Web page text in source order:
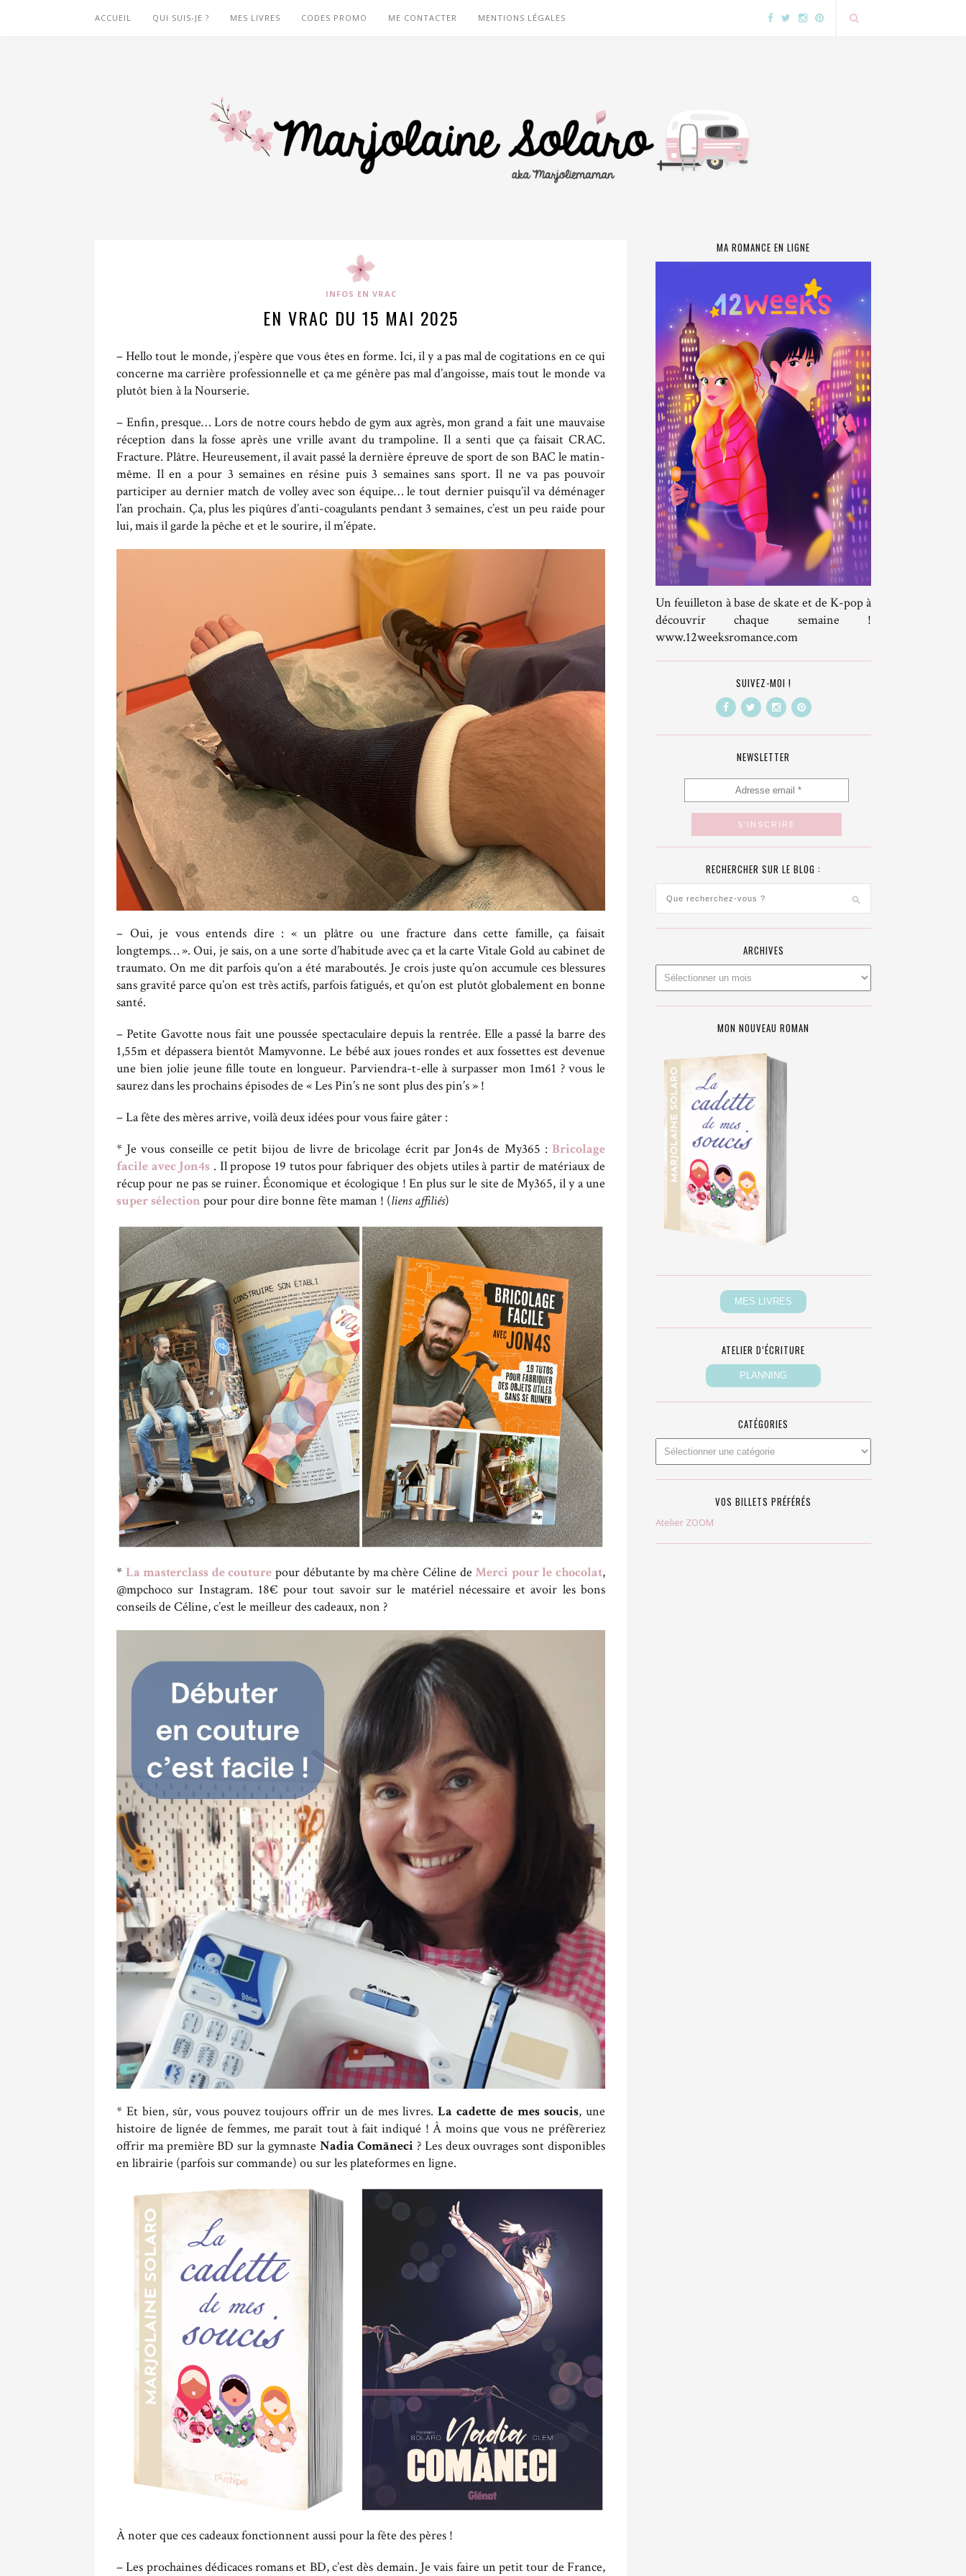
ACCUEIL QUI SUIS-JE ? MES LIVRES CODES PROMO ME CONTACTER MENTIONS LÉGALES
INFOS EN VRAC
EN VRAC DU 15 MAI 2025
– Hello tout le monde, j’espère que vous êtes en forme. Ici, il y a pas mal de cogitations en ce qui
concerne ma carrière professionnelle et ça me génère pas mal d’angoisse, mais tout le monde va
plutôt bien à la Nourserie.
– Enfin, presque… Lors de notre cours hebdo de gym aux agrès, mon grand a fait une mauvaise
réception dans la fosse après une vrille avant du trampoline. Il a senti que ça faisait CRAC.
Fracture. Plâtre. Heureusement, il avait passé la dernière épreuve de sport de son BAC le matin-
même. Il en a pour 3 semaines en résine puis 3 semaines sans sport. Il ne va pas pouvoir
participer au dernier match de volley avec son équipe… le tout dernier puisqu’il va déménager
l’an prochain. Ça, plus les piqûres d’anti-coagulants pendant 3 semaines, c’est un peu raide pour
lui, mais il garde la pêche et et le sourire, il m’épate.
– Oui, je vous entends dire : « un plâtre ou une fracture dans cette famille, ça faisait
longtemps… ». Oui, je sais, on a une sorte d’habitude avec ça et la carte Vitale Gold au cabinet de
traumato. On me dit parfois qu’on a été maraboutés. Je crois juste qu’on accumule ces blessures
sans gravité parce qu’on est très actifs, parfois fatigués, et qu’on est plutôt globalement en bonne
santé.
– Petite Gavotte nous fait une poussée spectaculaire depuis la rentrée. Elle a passé la barre des
1,55m et dépassera bientôt Mamyvonne. Le bébé aux joues rondes et aux fossettes est devenue
une bien jolie jeune fille toute en longueur. Parviendra-t-elle à surpasser mon 1m61 ? vous le
saurez dans les prochains épisodes de « Les Pin’s ne sont plus des pin’s » !
– La fête des mères arrive, voilà deux idées pour vous faire gâter :
* Je vous conseille ce petit bijou de livre de bricolage écrit par Jon4s de My365 : Bricolage
facile avec Jon4s . Il propose 19 tutos pour fabriquer des objets utiles à partir de matériaux de
récup pour ne pas se ruiner. Économique et écologique ! En plus sur le site de My365, il y a une
super sélection pour pour dire bonne fête maman ! (liens affiliés)
* La masterclass de couture pour débutante by ma chère Céline deMerci pour le chocolat,
@mpchoco sur Instagram. 18€ pour tout savoir sur le matériel nécessaire et avoir les bons
conseils de Céline, c’est le meilleur des cadeaux, non ?
* Et bien, sûr, vous pouvez toujours offrir un de mes livres.La cadette de mes soucis, une
histoire de lignée de femmes, me paraît tout à fait indiqué ! À moins que vous ne préfèreriez
offrir ma première BD sur la gymnaste Nadia Comāneci ? Les deux ouvrages sont disponibles
en librairie (parfois sur commande) ou sur les plateformes en ligne.
À noter que ces cadeaux fonctionnent aussi pour la fête des pères !
– Les prochaines dédicaces romans et BD, c’est dès demain. Je vais faire un petit tour de France,
MA ROMANCE EN LIGNE
Un feuilleton à base de skate et de K-pop à
découvrir chaque semaine !
www.12weeksromance.com
SUIVEZ-MOI !
NEWSLETTER
RECHERCHER SUR LE BLOG :
ARCHIVES
MON NOUVEAU ROMAN
ATELIER D’ÉCRITURE
CATÉGORIES
VOS BILLETS PRÉFÉRÉS
Atelier ZOOM